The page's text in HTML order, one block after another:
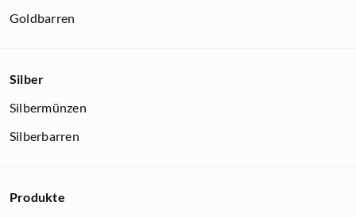
Goldbarren
Silber
Silbermünzen
Silberbarren
Produkte